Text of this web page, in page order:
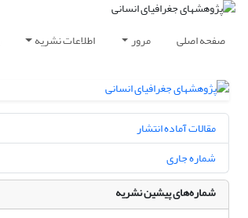
صفحه اصلی مرور اطلاعات نشریه
مقالات آماده انتشار
شماره جاری
شماره‌های پیشین نشریه